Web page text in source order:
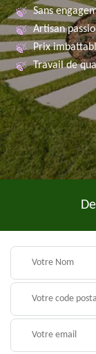
Sans
Artisan
Prix
Travail de